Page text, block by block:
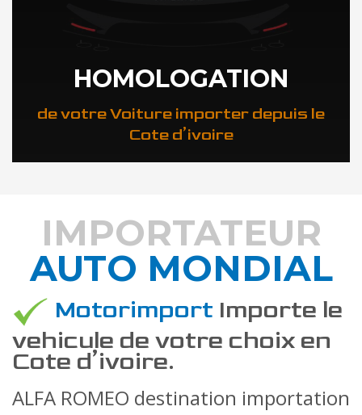
HOMOLOGATION
de votre Voiture importer depuis le
Cote d’ivoire
DÉCOUVREZ COMMENT
IMPORTATEUR
AUTO MONDIAL
Motorimport Importe le
vehicule de votre choix en
Cote d’ivoire.
ALFA ROMEO destination importation